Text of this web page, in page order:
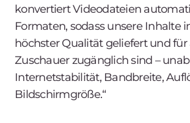
konvertiert Videodateien
Formaten, sodass unsere Inhalte
höchster Qualität geliefert und für
Zuschauer zugänglich sind –
Internetstabilität, Bandbreite,
Bildschirmgröße.“